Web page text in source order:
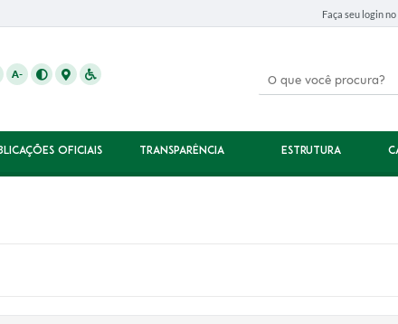
Faça seu login no
A-
OFICIAIS TRANSPARÊNCIA ESTRUTURA